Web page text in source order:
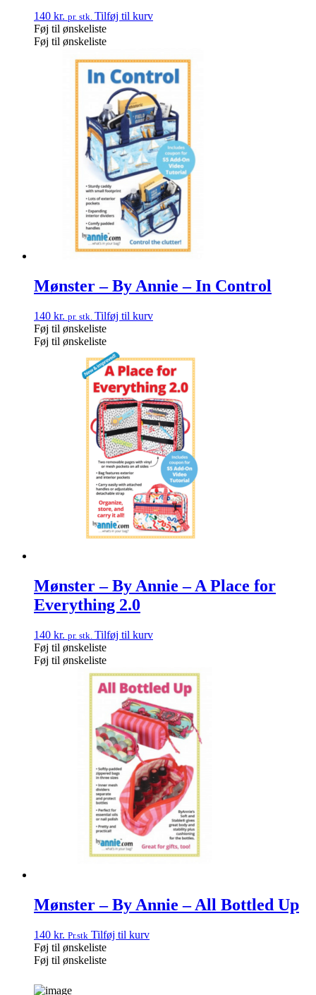
140 kr. pr. stk. Tilføj til kurv
Føj til ønskeliste
Føj til ønskeliste
Mønster – By Annie – In Control
140 kr. pr. stk. Tilføj til kurv
Føj til ønskeliste
Føj til ønskeliste
Mønster – By Annie – A Place for
Everything 2.0
140 kr. pr. stk. Tilføj til kurv
Føj til ønskeliste
Føj til ønskeliste
Mønster – By Annie – All Bottled Up
140 kr. Pr.stk Tilføj til kurv
Føj til ønskeliste
Føj til ønskeliste